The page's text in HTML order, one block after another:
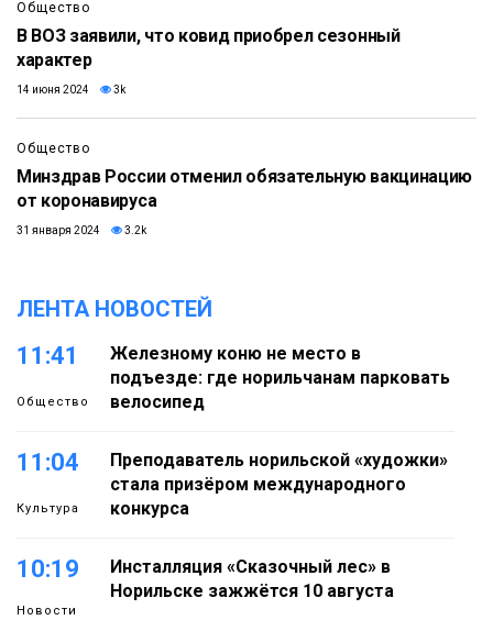
Общество
В ВОЗ заявили, что ковид приобрел сезонный
характер
14 июня 2024 3k
Общество
Минздрав России отменил обязательную вакцинацию
от коронавируса
31 января 2024 3.2k
ЛЕНТА НОВОСТЕЙ
11:41
Общество
Железному коню не место в
подъезде: где норильчанам парковать
велосипед
11:04
Культура
Преподаватель норильской «художки»
стала призёром международного
конкурса
10:19
Новости
Инсталляция «Сказочный лес» в
Норильске зажжётся 10 августа